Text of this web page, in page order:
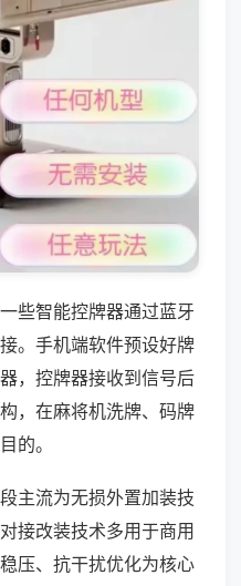
些智能控牌器通过蓝牙
。手机端软件预设好牌
，控牌器接收到信号后
，在麻将机洗牌、码牌
的。
主流为无损外置加装技
接改装技术多用于商用
压、抗干扰优化为核心